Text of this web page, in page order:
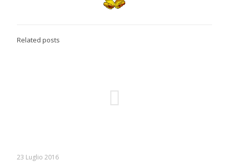
Related posts
23 Luglio 2016